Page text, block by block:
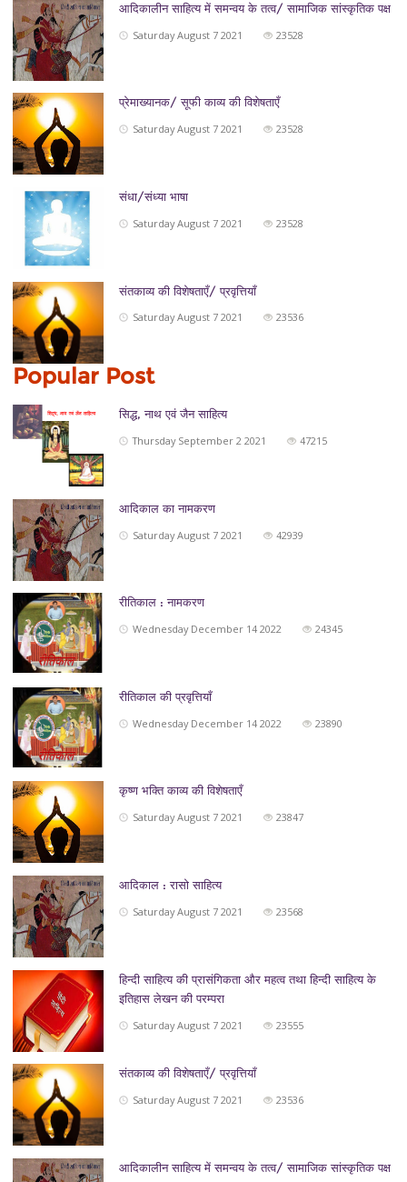
आदिकालीन साहित्य में समन्वय के तत्व/ सामाजिक सांस्कृतिक पक्ष
Saturday August 7 2021
23528
प्रेमाख्यानक/ सूफी काव्य की विशेषताएँ
Saturday August 7 2021
23528
संधा/संध्या भाषा
Saturday August 7 2021
23528
संतकाव्य की विशेषताएँ/ प्रवृत्तियाँ
Saturday August 7 2021
23536
Popular Post
सिद्ध, नाथ एवं जैन साहित्‍य
Thursday September 2 2021
47215
आदिकाल का नामकरण
Saturday August 7 2021
42939
रीतिकाल : नामकरण
Wednesday December 14 2022
24345
रीतिकाल की प्रवृत्तियाँ
Wednesday December 14 2022
23890
कृष्ण भक्ति काव्य की विशेषताएँ
Saturday August 7 2021
23847
आदिकाल : रासो साहित्य
Saturday August 7 2021
23568
हिन्दी साहित्य की प्रासंगिकता और महत्व तथा हिन्दी साहित्य के
इतिहास लेखन की परम्परा
Saturday August 7 2021
23555
संतकाव्य की विशेषताएँ/ प्रवृत्तियाँ
Saturday August 7 2021
23536
आदिकालीन साहित्य में समन्वय के तत्व/ सामाजिक सांस्कृतिक पक्ष